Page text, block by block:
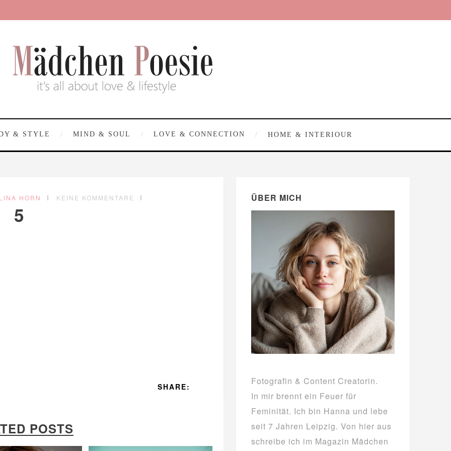
& STYLE MIND & SOUL LOVE & CONNECTION HOME & INTERIOUR
HORN KEINE KOMMENTARE
5
SHARE:
POSTS
ÜBER MICH
Fotografin & Content Creatorin.
In mir brennt ein Feuer für
Feminität. Ich bin Hanna und lebe
seit 7 Jahren Leipzig. Von hier aus
schreibe ich im Magazin Mädchen